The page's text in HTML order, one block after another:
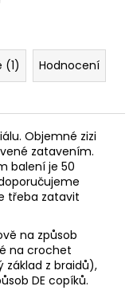
(1)
Hodnocení
Objemné zizi
zatavením.
balení je 50
třeba zatavit
na způsob
na crochet
z braidů),
DE copíků.